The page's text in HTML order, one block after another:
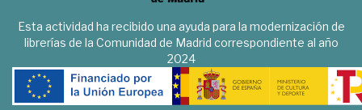
Esta actividad ha recibido una ayuda para la modernización de
librerías de la Comunidad de Madrid correspondiente al año
2024